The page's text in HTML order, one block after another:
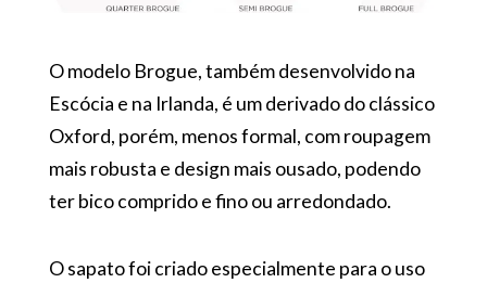
O modelo Brogue, também desenvolvido na
Escócia e na Irlanda, é um derivado do clássico
Oxford, porém, menos formal, com roupagem
mais robusta e design mais ousado, podendo
ter bico comprido e fino ou arredondado.
O sapato foi criado especialmente para o uso